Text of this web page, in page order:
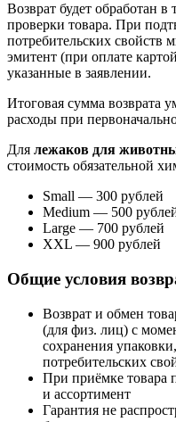
Возврат будет обработан
проверки товара. При
потребительских свойств
эмитент (при оплате
указанные в заявлении.
Итоговая сумма возврата
расходы при
Для лежаков для
стоимость обязательной
Small — 300 рублей
Medium — 500
Large — 700 рублей
XXL — 900 рублей
Общие условия
Возврат и обмен
(для физ. лиц) с
сохранения
потребительских
При приёмке товара
и ассортимент
Гарантия не